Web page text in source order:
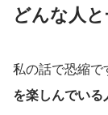
どんな人
私の話で恐縮
を楽しんでいる